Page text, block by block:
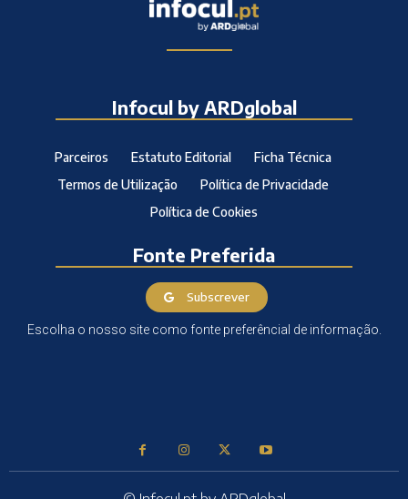
Infocul by ARDglobal
Parceiros Estatuto Editorial
Ficha Técnica
Termos de Utilização
Política de Privacidade
Política de Cookies
Fonte Preferida
Subscrever
Escolha o nosso site como fonte preferêncial de informação.